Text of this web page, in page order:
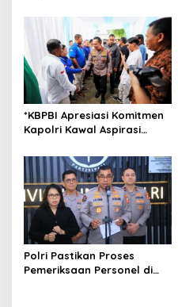
Kebersamaan Masyarakat
*KBPBI Apresiasi Komitmen
Kapolri Kawal Aspirasi
Ketenagakerjaan*
Polri Pastikan Proses
Pemeriksaan Personel di